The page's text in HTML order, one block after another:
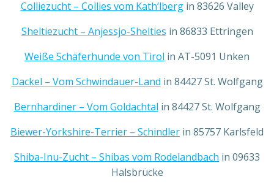
Colliezucht – Collies vom Kath’lbergin 83626 Valley
Sheltiezucht – Anjessjo-Shelties in 86833 Ettringen
Weiße Schäferhunde von Tirol in AT-5091 Unken
Dackel – Vom Schwindauer-Land in 84427 St. Wolfgang
Bernhardiner – Vom Goldachtal in 84427 St. Wolfgang
Biewer-Yorkshire-Terrier – Schindler in 85757 Karlsfeld
Shiba-Inu-Zucht – Shibas vom Rodelandbach in 09633
Halsbrücke